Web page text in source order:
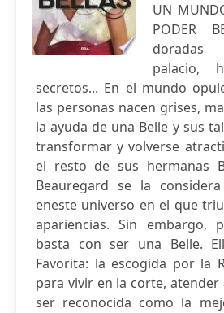
UN
PODER
palacio,
secretos... En el mundo
las personas nacen grises,
la ayuda de una Belle y sus
transformar y volverse
el resto de sus hermanas
Beauregard se la
eneste universo en el que
apariencias. Sin embargo,
basta con ser una Belle.
Favorita: la escogida por la
para vivir en la corte,
ser reconocida como la